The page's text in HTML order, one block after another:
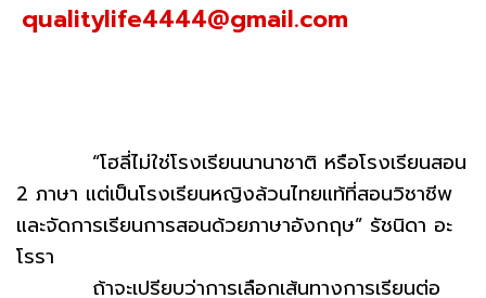
qualitylife4444@gmail.com
“โฮลี่ไม่ใช่โรงเรียนนานาชาติ หรือโรงเรียนสอน
2 ภาษา แต่เป็นโรงเรียนหญิงล้วนไทยแท้ที่สอนวิชาชีพ
และจัดการเรียนการสอนด้วยภาษาอังกฤษ” รัชนิดา อะ
โรรา
ถ้าจะเปรียบว่าการเลือกเส้นทางการเรียนต่อ